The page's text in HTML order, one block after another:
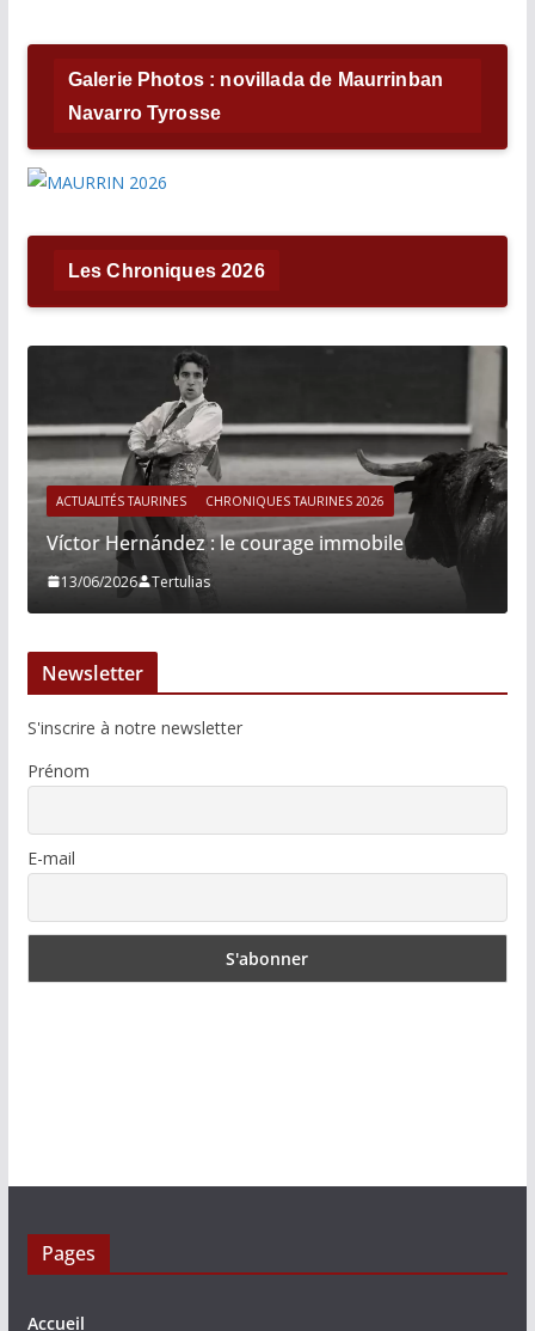
Galerie Photos : novillada de Maurrinban
Navarro Tyrosse
Les Chroniques 2026
ACTUALITÉS TAURINES CHRONIQUES TAURINES 2026
Víctor Hernández : le courage immobile
13/06/2026 Tertulias
Newsletter
S'inscrire à notre newsletter
Prénom
E-mail
Pages
Accueil